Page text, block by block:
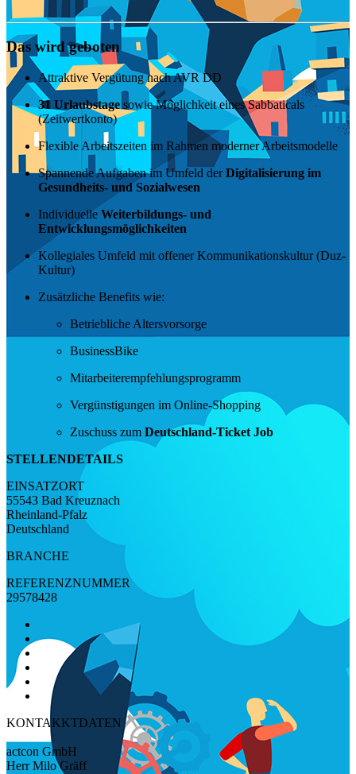
Das wird geboten
Attraktive Vergütung nach AVR DD
31 Urlaubstage sowie Möglichkeit eines Sabbaticals
(Zeitwertkonto)
Flexible Arbeitszeiten im Rahmen moderner Arbeitsmodelle
Spannende Aufgaben im Umfeld derDigitalisierung im
Gesundheits- und Sozialwesen
Individuelle Weiterbildungs- und
Entwicklungsmöglichkeiten
Kollegiales Umfeld mit offener Kommunikationskultur (Duz-
Kultur)
Zusätzliche Benefits wie:
Betriebliche Altersvorsorge
BusinessBike
Mitarbeiterempfehlungsprogramm
Vergünstigungen im Online-Shopping
Zuschuss zum Deutschland-Ticket Job
STELLENDETAILS
EINSATZORT
55543 Bad Kreuznach
Rheinland-Pfalz
Deutschland
BRANCHE
REFERENZNUMMER
29578428
KONTAKKTDATEN
actcon GmbH
Herr Milo Gräff